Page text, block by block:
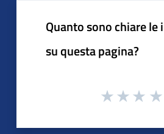
Quanto sono chiare
su questa pagina?